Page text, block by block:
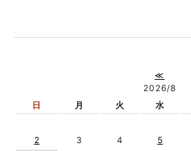
≪
2026/8
日
月 火 水
2
3 4 5